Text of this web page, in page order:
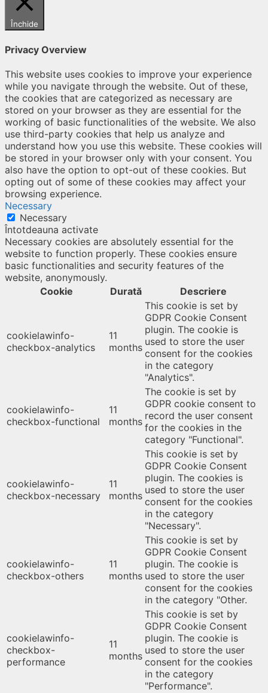
Închide
Privacy Overview
This website uses cookies to improve your experience
while you navigate through the website. Out of these,
the cookies that are categorized as necessary are
stored on your browser as they are essential for the
working of basic functionalities of the website. We also
use third-party cookies that help us analyze and
understand how you use this website. These cookies will
be stored in your browser only with your consent. You
also have the option to opt-out of these cookies. But
opting out of some of these cookies may affect your
browsing experience.
Necessary
Necessary
Întotdeauna activate
Necessary cookies are absolutely essential for the
website to function properly. These cookies ensure
basic functionalities and security features of the
website, anonymously.
Cookie
Durată Descriere
cookielawinfo-
checkbox-analytics
11
months
This cookie is set by
GDPR Cookie Consent
plugin. The cookie is
used to store the user
consent for the cookies
in the category
"Analytics".
cookielawinfo-
checkbox-functional
11
months
The cookie is set by
GDPR cookie consent to
record the user consent
for the cookies in the
category "Functional".
cookielawinfo-
checkbox-necessary
11
months
This cookie is set by
GDPR Cookie Consent
plugin. The cookies is
used to store the user
consent for the cookies
in the category
"Necessary".
cookielawinfo-
checkbox-others
11
months
This cookie is set by
GDPR Cookie Consent
plugin. The cookie is
used to store the user
consent for the cookies
in the category "Other.
cookielawinfo-
checkbox-
performance
11
months
This cookie is set by
GDPR Cookie Consent
plugin. The cookie is
used to store the user
consent for the cookies
in the category
"Performance".